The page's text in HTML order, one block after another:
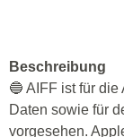
Beschreibung
🔵 AIFF ist für
Daten sowie für
vorgesehen.